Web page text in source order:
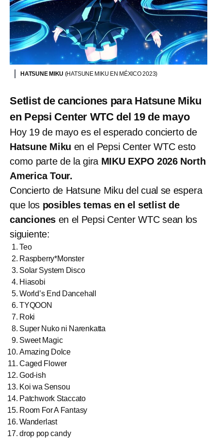
HATSUNE MIKU (HATSUNE MIKU EN MÉXICO 2023)
Setlist de canciones para Hatsune Miku
en Pepsi Center WTC del 19 de mayo
Hoy 19 de mayo es el esperado concierto de
Hatsune Miku en el Pepsi Center WTC esto
como parte de la gira MIKU EXPO 2026 North
America Tour.
Concierto de Hatsune Miku del cual se espera
que los posibles temas en el setlist de
canciones en el Pepsi Center WTC sean los
siguiente:
Teo
Raspberry*Monster
Solar System Disco
Hiasobi
World’s End Dancehall
TYQOON
Roki
Super Nuko ni Narenkatta
Sweet Magic
Amazing Dolce
Caged Flower
God-ish
Koi wa Sensou
Patchwork Staccato
Room For A Fantasy
Wanderlast
drop pop candy